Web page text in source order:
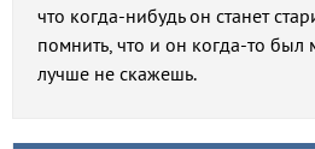
что когда-нибудь он станет
помнить, что и он когда-то
лучше не скажешь.